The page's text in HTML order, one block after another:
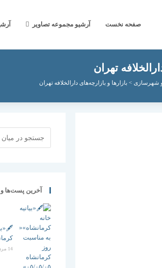
صفحه نخست آرشیو مجموعه تصاویر
تهران
شهرسازی > بازارها و بازارچه‌های دارالخلافه تهران
آخرین پست‌ها
14 مرداد 1405